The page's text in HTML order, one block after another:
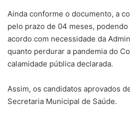
Ainda conforme o documento, a
pelo prazo de 04 meses,
acordo com necessidade da
quanto perdurar a pandemia do
calamidade pública declarada.
Assim, os candidatos aprovados
Secretaria Municipal de Saúde.